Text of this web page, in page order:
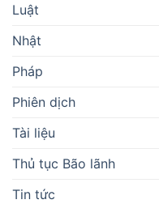
Luật
Nhật
Pháp
Phiên dịch
Tài liệu
Thủ tục Bão lãnh
Tin tức